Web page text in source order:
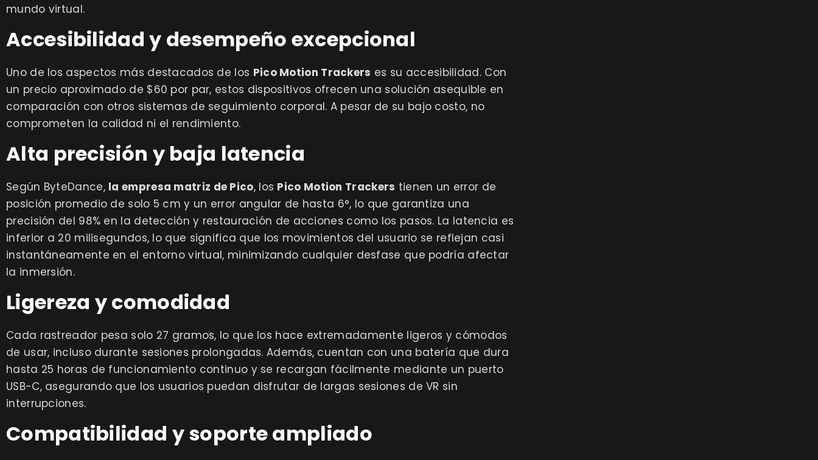
mundo virtual.
Accesibilidad y desempeño excepcional
Uno de los aspectos más destacados de los Pico Motion Trackers es su accesibilidad. Con
un precio aproximado de $60 por par, estos dispositivos ofrecen una solución asequible en
comparación con otros sistemas de seguimiento corporal. A pesar de su bajo costo, no
comprometen la calidad ni el rendimiento.
Alta precisión y baja latencia
Según ByteDance, la empresa matriz de Pico, los Pico Motion Trackers tienen un error de
posición promedio de solo 5 cm y un error angular de hasta 6°, lo que garantiza una
precisión del 98% en la detección y restauración de acciones como los pasos. La latencia es
inferior a 20 milisegundos, lo que significa que los movimientos del usuario se reflejan casi
instantáneamente en el entorno virtual, minimizando cualquier desfase que podría afectar
la inmersión.
Ligereza y comodidad
Cada rastreador pesa solo 27 gramos, lo que los hace extremadamente ligeros y cómodos
de usar, incluso durante sesiones prolongadas. Además, cuentan con una batería que dura
hasta 25 horas de funcionamiento continuo y se recargan fácilmente mediante un puerto
USB-C, asegurando que los usuarios puedan disfrutar de largas sesiones de VR sin
interrupciones.
Compatibilidad y soporte ampliado